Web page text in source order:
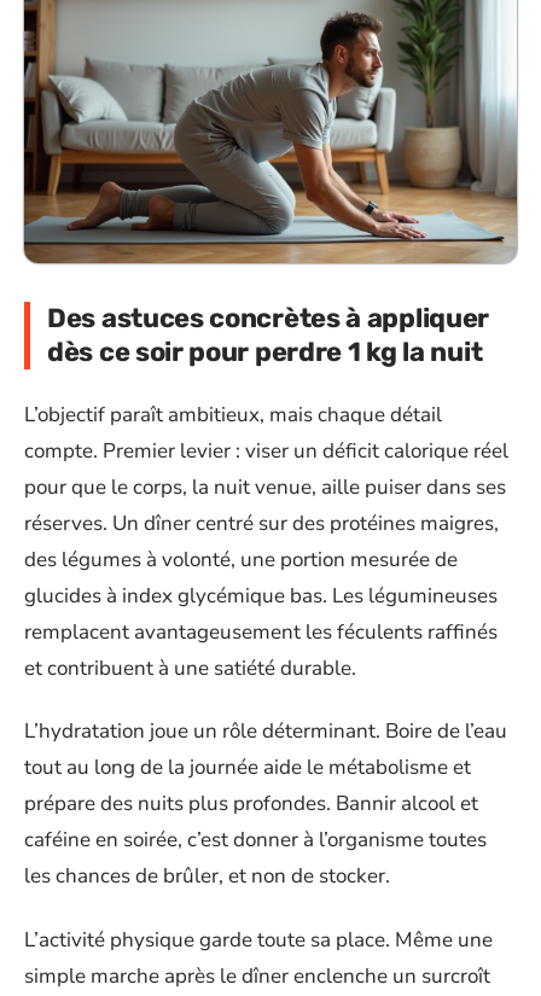
Des astuces concrètes à appliquer
dès ce soir pour perdre 1 kg la nuit
L’objectif paraît ambitieux, mais chaque détail
compte. Premier levier : viser un déficit calorique réel
pour que le corps, la nuit venue, aille puiser dans ses
réserves. Un dîner centré sur des protéines maigres,
des légumes à volonté, une portion mesurée de
glucides à index glycémique bas. Les légumineuses
remplacent avantageusement les féculents raffinés
et contribuent à une satiété durable.
L’hydratation joue un rôle déterminant. Boire de l’eau
tout au long de la journée aide le métabolisme et
prépare des nuits plus profondes. Bannir alcool et
caféine en soirée, c’est donner à l’organisme toutes
les chances de brûler, et non de stocker.
L’activité physique garde toute sa place. Même une
simple marche après le dîner enclenche un surcroît